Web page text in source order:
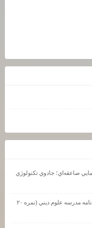
صاعقه‌اي؛ جادوي تكنولوژي
شاهكار معماري اسلامي: پكيج استثنايي پايان‌نامه مدرسه علوم ديني (نمره ۲۰